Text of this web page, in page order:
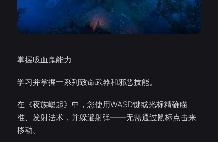
掌握吸血鬼能力
学习并掌握一系列致命武器和邪恶技能。
在《夜族崛起》中，您使用WASD键或光标精确瞄
准、发射法术，并躲避射弹——无需通过鼠标点击来
移动。